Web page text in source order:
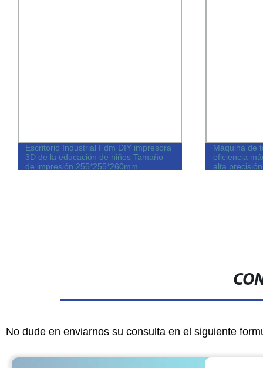
Escritorio Industrial Fdm DIY impresora
3D de la educación de niños Tamaño
de impresión 255*255*260mm
Máquina de
eficiencia
alta
No dude en enviarnos su consulta en el siguiente